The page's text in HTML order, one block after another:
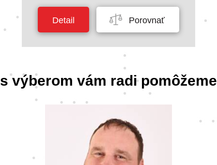
Detail Porovnať
s výberom vám radi pomôžeme